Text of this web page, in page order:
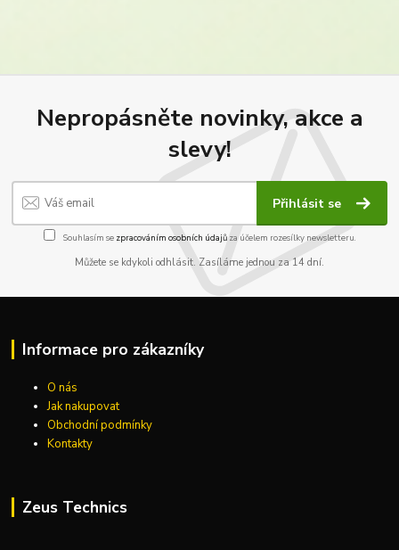
Nepropásněte novinky, akce a
slevy!
Přihlásit se
Souhlasím se zpracováním osobních údajůza účelem rozesílky newsletteru.
Můžete se kdykoli odhlásit. Zasíláme jednou za 14 dní.
Informace pro zákazníky
O nás
Jak nakupovat
Obchodní podmínky
Kontakty
Zeus Technics